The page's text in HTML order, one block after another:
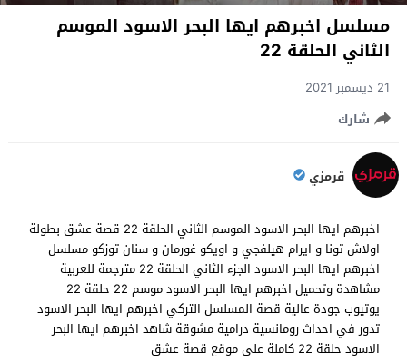
مسلسل اخبرهم ايها البحر الاسود الموسم
الثاني الحلقة 22
21 ديسمبر 2021
شارك
قرمزي
اخبرهم ايها البحر الاسود الموسم الثاني الحلقة 22 قصة عشق بطولة
اولاش تونا و ايرام هيلفجي و اويكو غورمان و سنان توزكو مسلسل
اخبرهم ايها البحر الاسود الجزء الثاني الحلقة 22 مترجمة للعربية
مشاهدة وتحميل اخبرهم ايها البحر الاسود موسم 22 حلقة 22
يوتيوب جودة عالية قصة المسلسل التركي اخبرهم ايها البحر الاسود
تدور في احداث رومانسية درامية مشوقة شاهد اخبرهم ايها البحر
الاسود حلقة 22 كاملة على موقع قصة عشق